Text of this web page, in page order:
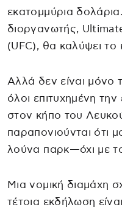
εκατομμύρια
διοργανωτής,
(UFC), θα καλύψει το
Αλλά δεν είναι μόνο
όλοι επιτυχημένη
στον κήπο του
παραπονιούνται ότι
λούνα παρκ—όχι με
Μια νομική διαμάχη
τέτοια εκδήλωση